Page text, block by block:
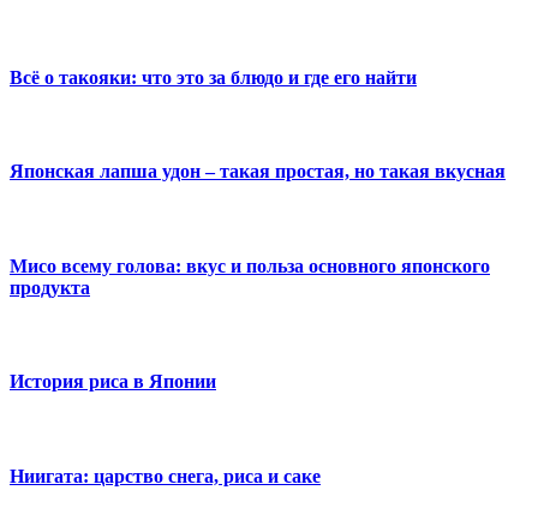
Всё о такояки: что это за блюдо и где его найти
Японская лапша удон – такая простая, но такая вкусная
Мисо всему голова: вкус и польза основного японского
продукта
История риса в Японии
Ниигата: царство снега, риса и саке